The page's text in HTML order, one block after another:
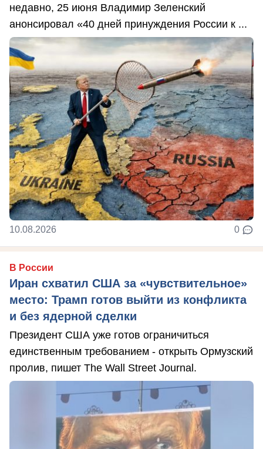
недавно, 25 июня Владимир Зеленский
анонсировал «40 дней принуждения России к ...
10.08.2026 0
В России
Иран схватил США за «чувствительное»
место: Трамп готов выйти из конфликта
и без ядерной сделки
Президент США уже готов ограничиться
единственным требованием - открыть Ормузский
пролив, пишет The Wall Street Journal.